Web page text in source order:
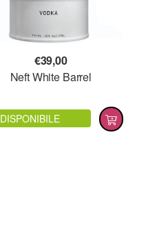
€39,00
Neft White Barrel
DISPONIBILE